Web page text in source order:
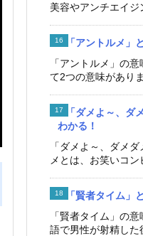
美容やアンチエイジ
「アントルメ」
「アントルメ」の
て2つの意味があり
「ダメよ～、ダ
わかる！
「ダメよ～、ダメ
メとは、お笑いコン
「賢者タイム」
「賢者タイム」の
語で男性が射精した